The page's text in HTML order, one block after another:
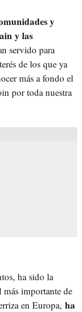
y
y las
servido para
de los que ya
más a fondo el
por toda nuestra
ha sido la
importante de
en Europa, ha